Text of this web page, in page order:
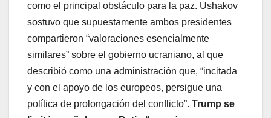
como el principal obstáculo para la paz. Ushakov
sostuvo que supuestamente ambos presidentes
compartieron “valoraciones esencialmente
similares” sobre el gobierno ucraniano, al que
describió como una administración que, “incitada
y con el apoyo de los europeos, persigue una
política de prolongación del conflicto”. Trump se